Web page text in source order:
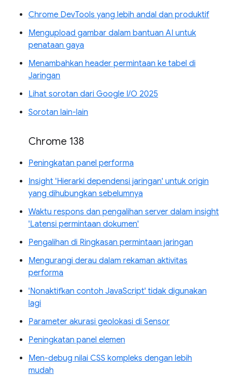
Chrome DevTools yang lebih andal dan produktif
Mengupload gambar dalam bantuan AI untuk
penataan gaya
Menambahkan header permintaan ke tabel di
Jaringan
Lihat sorotan dari Google I/O 2025
Sorotan lain-lain
Chrome 138
Peningkatan panel performa
Insight 'Hierarki dependensi jaringan' untuk origin
yang dihubungkan sebelumnya
Waktu respons dan pengalihan server dalam insight
'Latensi permintaan dokumen'
Pengalihan di Ringkasan permintaan jaringan
Mengurangi derau dalam rekaman aktivitas
performa
'Nonaktifkan contoh JavaScript' tidak digunakan
lagi
Parameter akurasi geolokasi di Sensor
Peningkatan panel elemen
Men-debug nilai CSS kompleks dengan lebih
mudah